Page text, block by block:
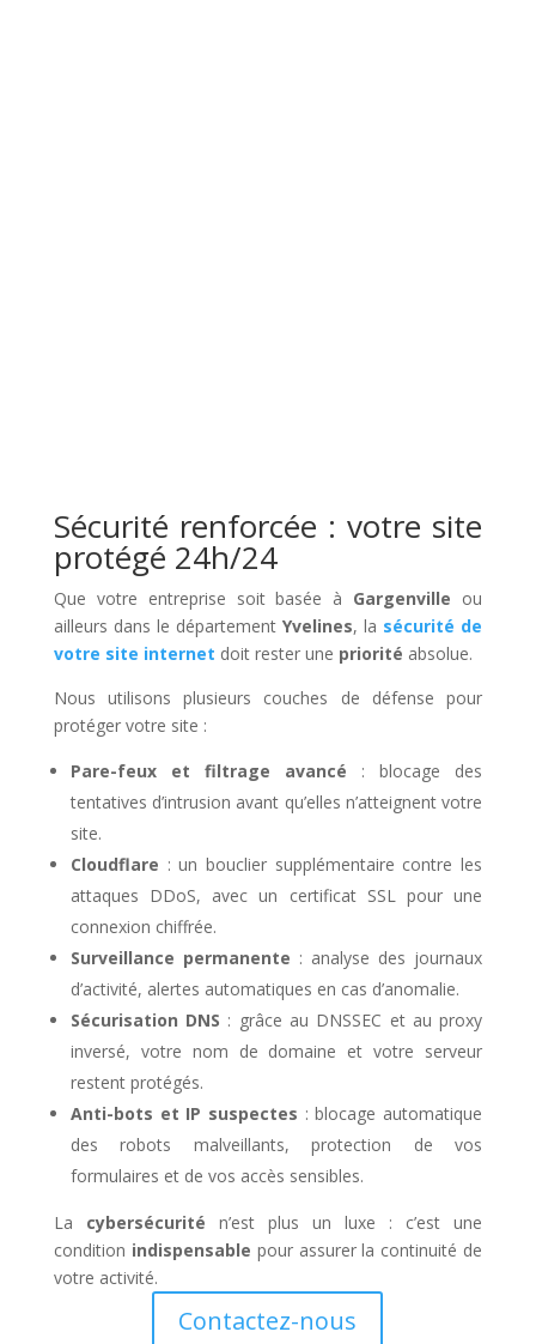
Sécurité renforcée : votre site
protégé 24h/24
Que votre entreprise soit basée à Gargenville ou
ailleurs dans le départementYvelines, la sécurité de
votre site internet doit rester une priorité absolue.
Nous utilisons plusieurs couches de défense pour
protéger votre site :
Pare-feux et filtrage avancé : blocage des
tentatives d’intrusion avant qu’elles n’atteignent votre
site.
Cloudflare : un bouclier supplémentaire contre les
attaques DDoS, avec un certificat SSL pour une
connexion chiffrée.
Surveillance permanente : analyse des journaux
d’activité, alertes automatiques en cas d’anomalie.
Sécurisation DNS : grâce au DNSSEC et au proxy
inversé, votre nom de domaine et votre serveur
restent protégés.
Anti-bots et IP suspectes : blocage automatique
des robots malveillants, protection de vos
formulaires et de vos accès sensibles.
La cybersécurité n’est plus un luxe : c’est une
condition indispensable pour assurer la continuité de
votre activité.
Contactez-nous